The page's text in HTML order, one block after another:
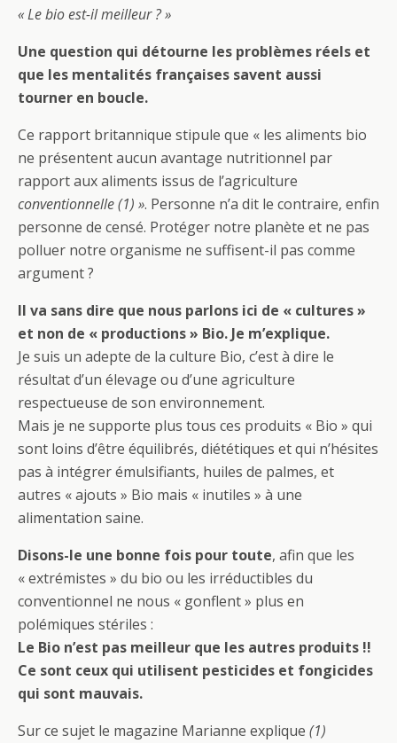
« Le bio est-il meilleur ? »
Une question qui détourne les problèmes réels et
que les mentalités françaises savent aussi
tourner en boucle.
Ce rapport britannique stipule que « les aliments bio
ne présentent aucun avantage nutritionnel par
rapport aux aliments issus de l’agriculture
conventionnelle (1) ». Personne n’a dit le contraire, enfin
personne de censé. Protéger notre planète et ne pas
polluer notre organisme ne suffisent-il pas comme
argument ?
Il va sans dire que nous parlons ici de « cultures »
et non de « productions » Bio. Je m’explique.
Je suis un adepte de la culture Bio, c’est à dire le
résultat d’un élevage ou d’une agriculture
respectueuse de son environnement.
Mais je ne supporte plus tous ces produits « Bio » qui
sont loins d’être équilibrés, diététiques et qui n’hésites
pas à intégrer émulsifiants, huiles de palmes, et
autres « ajouts » Bio mais « inutiles » à une
alimentation saine.
Disons-le une bonne fois pour toute, afin que les
« extrémistes » du bio ou les irréductibles du
conventionnel ne nous « gonflent » plus en
polémiques stériles :
Le Bio n’est pas meilleur que les autres produits !!
Ce sont ceux qui utilisent pesticides et fongicides
qui sont mauvais.
Sur ce sujet le magazine Marianne explique (1)